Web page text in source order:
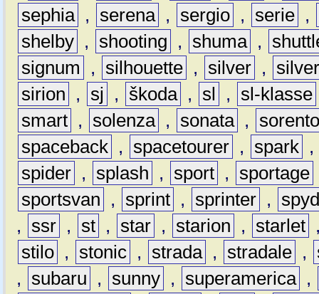
sephia , serena , sergio , serie ,
shelby , shooting , shuma ,
signum
, silhouette , silver ,
sirion
, sj , škoda , sl , sl-klasse
smart , solenza , sonata ,
spaceback , spacetourer , spark ,
spider , splash , sport , sportage
sportsvan
, sprint , sprinter ,
,
ssr , st , star , starion , starlet
stilo , stonic , strada , stradale ,
,
subaru , sunny , superamerica ,